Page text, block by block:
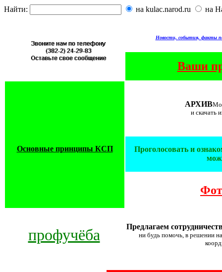
Найти: на kulac.narod.ru на
Новости, события, факты
Ваши
Основные принципы КСП
АРХИВ
и скачать
Проголосовать и
профучёба Предлагаем
ни будь помочь, в решении